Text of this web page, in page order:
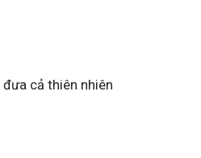
cả thiên nhiên